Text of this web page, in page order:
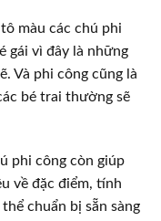
màu các chú phi
gái vì đây là những
Và phi công cũng là
bé trai thường sẽ
phi công còn giúp
về đặc điểm, tính
chuẩn bị sẵn sàng